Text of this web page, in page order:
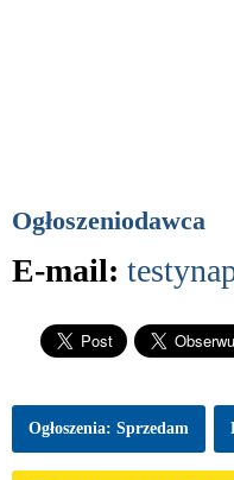
Ogłoszeniodawca
E-mail:
Ogłoszenia: Sprzedam